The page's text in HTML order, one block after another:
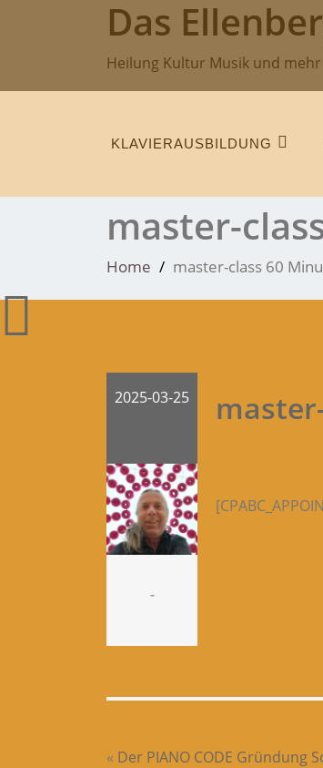
Das
Heilung Kultur Musik und mehr
KLAVIERAUSBILDUNG
master-
Home master-class 60
2025-03-25
-
« Der PIANO CODE Gründung